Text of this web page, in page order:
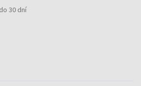
30 dní